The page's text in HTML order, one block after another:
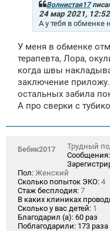
Волнистая17
24 мар 2021, 12:52
А у тебя в обменке
У меня в обменке
терапевта, Лора,
когда швы
заключение
остальных забила
А про сверки с
Бебик2017
Трудный
Сообщения:
Пол: Женский
Сколько попыток ЭКО: 4
Стаж бесплодия: 7
В каких клиниках
Сколько у вас детей: 1
Благодарил (а): 60 раз
Поблагодарили: 173 раза